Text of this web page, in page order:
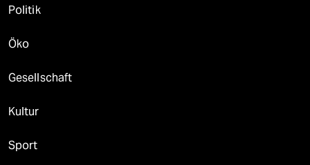
Politik
Öko
Gesellschaft
Kultur
Sport